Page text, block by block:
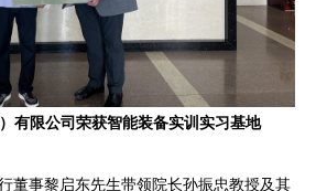
有限公司荣获智能装备实训实习基地
董事黎启东先生带领院长孙振忠教授及其